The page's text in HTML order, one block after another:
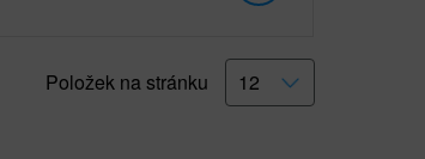
Položek na stránku